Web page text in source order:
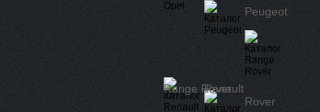
Peugeot
Range Rover
Renault
Rover